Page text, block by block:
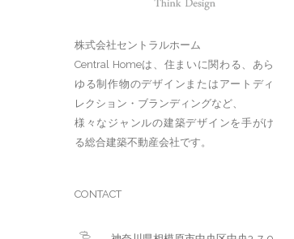
株式会社セントラルホーム
Central Homeは、住まいに関わる、あら
ゆる制作物のデザインまたはアートディ
レクション・ブランディングなど、
様々なジャンルの建築デザインを手がけ
る総合建築不動産会社です。
CONTACT